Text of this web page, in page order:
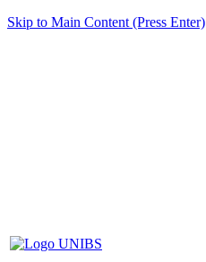
Skip to Main Content (Press Enter)